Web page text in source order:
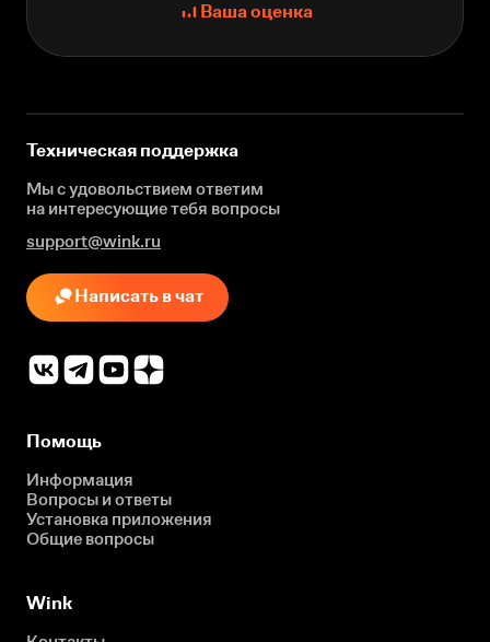
Ваша оценка
Техническая поддержка
Мы с удовольствием ответим
на интересующиетебя вопросы
support@wink.ru
Написать в чат
Помощь
Информация
Вопросы и ответы
Установка приложения
Общие вопросы
Wink